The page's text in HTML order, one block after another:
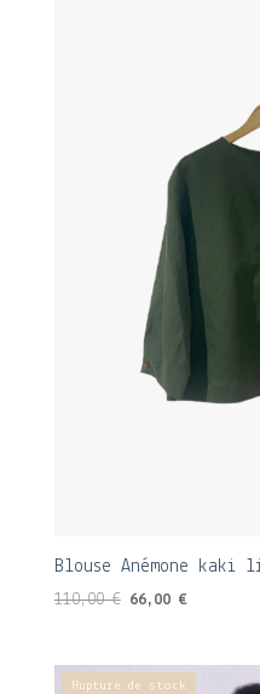
Blouse Anémone kaki
110,00€ Le
était :
66,00 €Le
Rupture de stock